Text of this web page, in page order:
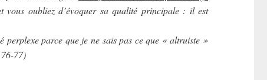
vous oubliez d’évoquer sa qualité principale : il est
perplexe parce que je ne sais pas ce que « altruiste »
77)